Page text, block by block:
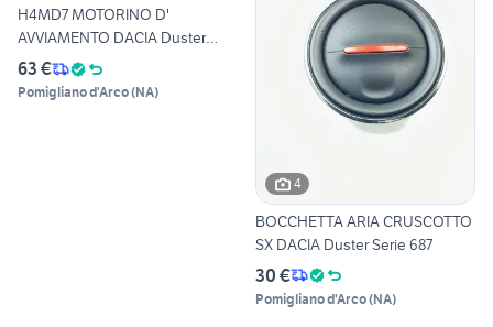
H4MD7 MOTORINO D'
AVVIAMENTO DACIA Duster
Serie 1.
63 €
Pomigliano d'Arco(NA)
4
BOCCHETTA ARIA CRUSCOTTO
SX DACIA Duster Serie 687
30 €
Pomigliano d'Arco(NA)